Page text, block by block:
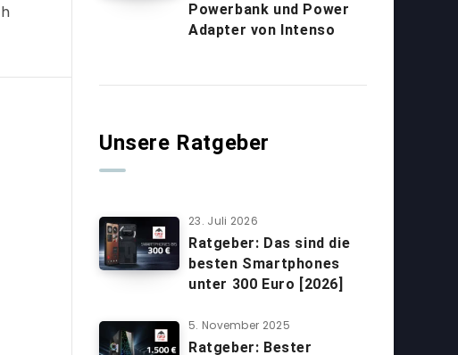
Powerbank und Power
Adapter von Intenso
Unsere Ratgeber
23. Juli 2026
Ratgeber: Das sind die
besten Smartphones
unter 300 Euro [2026]
5. November 2025
Ratgeber: Bester